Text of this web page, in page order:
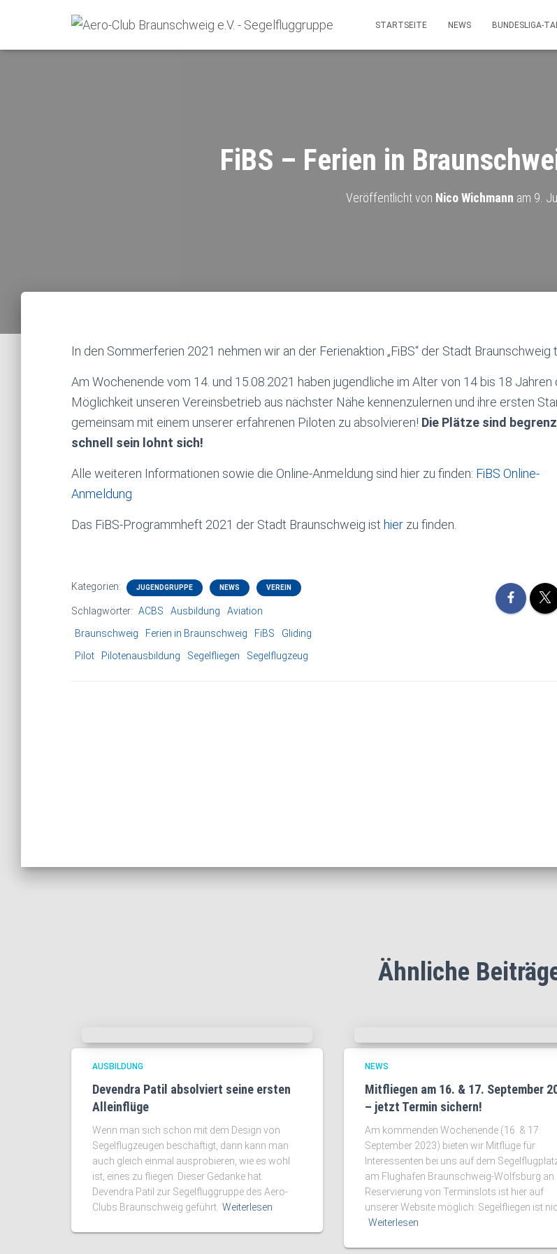
STARTSEITE NEWS BUNDESLIGA-
FiBS – Ferien in
Veröffentlicht von Nico Wichmann am 9.
In den Sommerferien 2021 nehmen wir an der Ferienaktion „FiBS“ der Stadt Braunschweig
Am Wochenende vom 14. und 15.08.2021 haben jugendliche im Alter von 14 bis 18 Jahren
Möglichkeit unseren Vereinsbetrieb aus nächster Nähe kennenzulernen und ihre ersten
gemeinsam mit einem unserer erfahrenen Piloten zu absolvieren! Die Plätze sind
schnell sein lohnt sich!
Alle weiteren Informationen sowie die Online-Anmeldung sind hier zu finden: FiBS Online-
Anmeldung
Das FiBS-Programmheft 2021 der Stadt Braunschweig ist hier zu finden.
Kategorien: JUGENDGRUPPE NEWS VEREIN
Schlagwörter: ACBS Ausbildung
Aviation
Braunschweig
Ferien in Braunschweig FiBS
Gliding
Pilot
Pilotenausbildung Segelfliegen Segelflugzeug
Ähnliche
AUSBILDUNG
Devendra Patil absolviert seine ersten
Alleinflüge
Wenn man sich schon mit dem Design von
Segelflugzeugen beschäftigt, dann kann man
auch gleich einmal ausprobieren, wie es wohl
ist, eines zu fliegen. Dieser Gedanke hat
Devendra Patil zur Segelfluggruppe des Aero-
Clubs Braunschweig geführt. Weiterlesen
NEWS
Mitfliegen am 16. & 17. September
– jetzt Termin sichern!
Am kommenden Wochenende (16. & 17.
September 2023) bieten wir Mitflüge für
Interessenten bei uns auf dem
am Flughafen Braunschweig-Wolfsburg an.
Reservierung von Terminslots ist hier auf
unserer Website möglich. Segelfliegen ist
Weiterlesen